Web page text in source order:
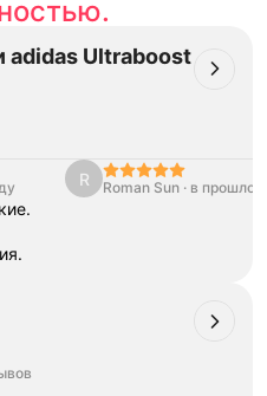
adidas Ultraboost
R Roman Sun · в